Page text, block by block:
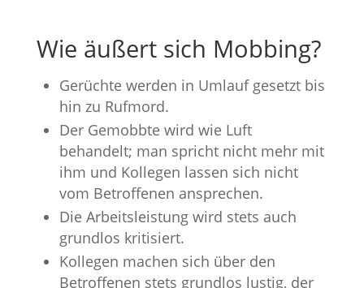
Wie äußert sich Mobbing?
Gerüchte werden in Umlauf gesetzt bis
hin zu Rufmord.
Der Gemobbte wird wie Luft
behandelt; man spricht nicht mehr mit
ihm und Kollegen lassen sich nicht
vom Betroffenen ansprechen.
Die Arbeitsleistung wird stets auch
grundlos kritisiert.
Kollegen machen sich über den
Betroffenen stets grundlos lustig, der